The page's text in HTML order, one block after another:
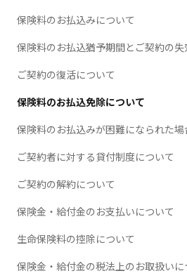
保険料のお払込みについて
保険料のお払込猶予期間とご契約の失
ご契約の復活について
保険料のお払込免除について
保険料のお払込みが困難になられた
ご契約者に対する貸付制度について
ご契約の解約について
保険金・給付金のお支払いについて
生命保険料の控除について
保険金・給付金の税法上のお取扱いに